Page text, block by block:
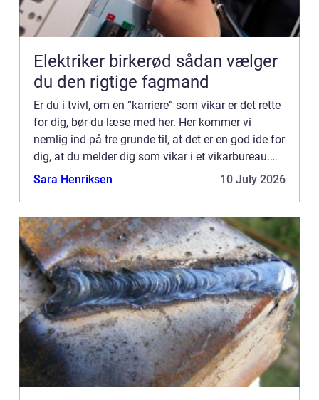
Elektriker birkerød sådan vælger
du den rigtige fagmand
Er du i tvivl, om en “karriere” som vikar er det rette
for dig, bør du læse med her. Her kommer vi
nemlig ind på tre grunde til, at det er en god ide for
dig, at du melder dig som vikar i et vikarbureau.
Det kan for eksempel være dkvikars...
Sara Henriksen 10 July 2026